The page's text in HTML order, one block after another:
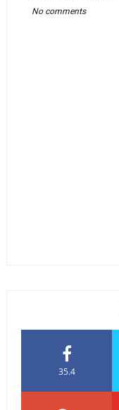
No comments
35.4